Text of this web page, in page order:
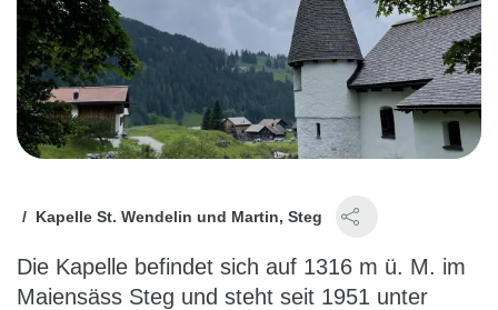
Kapelle St. Wendelin und Martin, Steg
Die Kapelle befindet sich auf 1316 m ü. M. im
Maiensäss Steg und steht seit 1951 unter